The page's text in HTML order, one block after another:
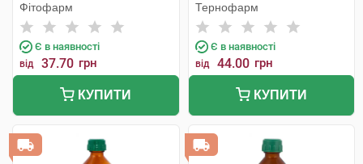
Фітофарм
Є в наявності
від 37.70 грн
КУПИТИ
Тернофарм
Є в наявності
від 44.00 грн
КУПИТИ